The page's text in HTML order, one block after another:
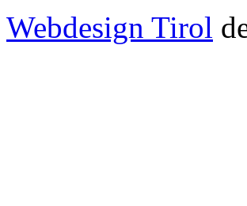
Webdesign Tirol